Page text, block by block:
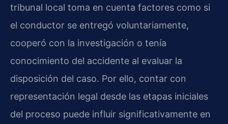
tribunal local toma en cuenta factores como si
el conductor se entregó voluntariamente,
cooperó con la investigación o tenía
conocimiento del accidente al evaluar la
disposición del caso. Por ello, contar con
representación legal desde las etapas iniciales
del proceso puede influir significativamente en